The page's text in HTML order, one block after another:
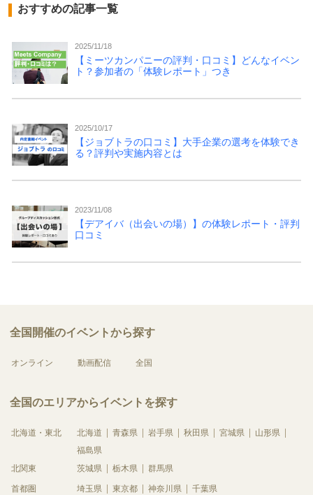
おすすめの記事一覧
2025/11/18
【ミーツカンパニーの評判・口コミ】どんなイベン
ト？参加者の「体験レポート」つき
2025/10/17
【ジョブトラの口コミ】大手企業の選考を体験でき
る？評判や実施内容とは
2023/11/08
【デアイバ（出会いの場）】の体験レポート・評判
口コミ
全国開催のイベントから探す
オンライン 動画配信 全国
全国のエリアからイベントを探す
北海道・東北 北海道 青森県 岩手県 秋田県 宮城県
山形県
福島県
北関東
茨城県 栃木県 群馬県
首都圏 埼玉県 東京都 神奈川県 千葉県